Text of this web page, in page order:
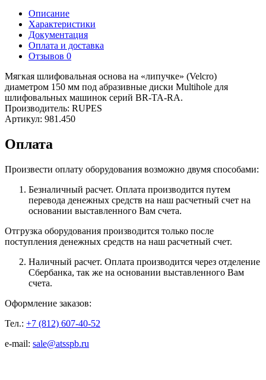
Описание
Характеристики
Документация
Оплата и доставка
Отзывов 0
Мягкая шлифовальная основа на «липучке» (Velcro)
диаметром 150 мм под абразивные диски Multihole для
шлифовальных машинок серий BR-TA-RA.
Производитель: RUPES
Артикул: 981.450
Оплата
Произвести оплату оборудования возможно двумя способами:
Безналичный расчет. Оплата производится путем
перевода денежных средств на наш расчетный счет на
основании выставленного Вам счета.
Отгрузка оборудования производится только после
поступления денежных средств на наш расчетный счет.
Наличный расчет. Оплата производится через отделение
Сбербанка, так же на основании выставленного Вам
счета.
Оформление заказов:
Тел.: +7 (812) 607-40-52
e-mail: sale@atsspb.ru